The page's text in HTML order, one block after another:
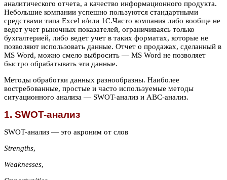
аналитического отчета, а качество информационного продукта.
Небольшие компании успешно пользуются стандартными
средствами типа Excel и/или 1С.Часто компания либо вообще не
ведет учет рыночных показателей, ограничиваясь только
бухгалтерией, либо ведет учет в таких форматах, которые не
позволяют использовать данные. Отчет о продажах, сделанный в
MS Word, можно смело выбросить — MS Word не позволяет
быстро обрабатывать эти данные.
Методы обработки данных разнообразны. Наиболее
востребованные, простые и часто используемые методы
ситуационного анализа — SWOT-анализ и АВС-анализ.
1. SWOT-анализ
SWOT-анализ — это акроним от слов
Strengths,
Weaknesses,